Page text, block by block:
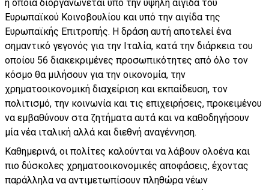
η οποία διοργανώνεται υπό την υψηλή αιγίδα του
Ευρωπαϊκού Κοινοβουλίου και υπό την αιγίδα της
Ευρωπαϊκής Επιτροπής. Η δράση αυτή αποτελεί ένα
σημαντικό γεγονός για την Ιταλία, κατά την διάρκεια του
οποίου 56 διακεκριμένες προσωπικότητες από όλο τον
κόσμο θα μιλήσουν για την οικονομία, την
χρηματοοικονομική διαχείριση και εκπαίδευση, τον
πολιτισμό, την κοινωνία και τις επιχειρήσεις, προκειμένου
να εμβαθύνουν στα ζητήματα αυτά και να καθοδηγήσουν
μία νέα ιταλική αλλά και διεθνή αναγέννηση.
Καθημερινά, οι πολίτες καλούνται να λάβουν ολοένα και
πιο δύσκολες χρηματοοικονομικές αποφάσεις, έχοντας
παράλληλα να αντιμετωπίσουν πληθώρα νέων